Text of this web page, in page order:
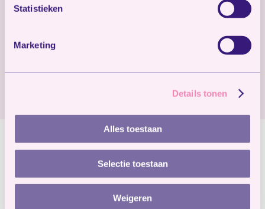
Statistieken
Marketing
Details tonen
Alles toestaan
Selectie toestaan
Weigeren
Contact »
Het laatste nieuws van